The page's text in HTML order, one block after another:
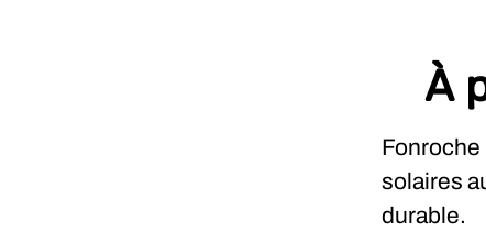
À
Fonroche
solaires
durable.